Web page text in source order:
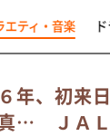
エティ・音楽
、初来
… ＪＡ